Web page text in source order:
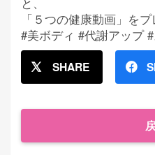
「５つの健康動画」を
#美ボディ #代謝アップ
SHARE